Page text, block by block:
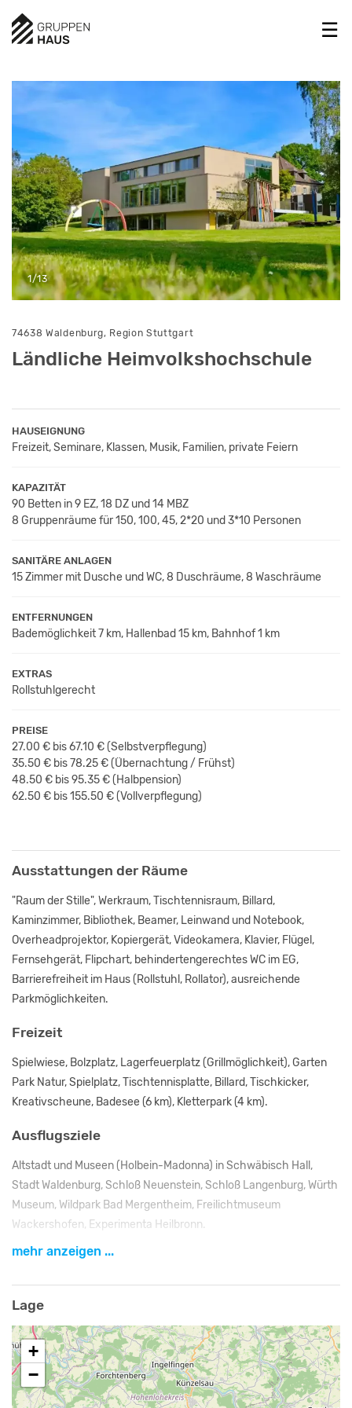
1/13
74638 Waldenburg, Region Stuttgart
Ländliche Heimvolkshochschule
HAUSEIGNUNG
Freizeit, Seminare, Klassen, Musik, Familien, private Feiern
KAPAZITÄT
90 Betten in 9 EZ, 18 DZ und 14 MBZ
8 Gruppenräume für 150, 100, 45, 2*20 und 3*10 Personen
SANITÄRE ANLAGEN
15 Zimmer mit Dusche und WC, 8 Duschräume, 8 Waschräume
ENTFERNUNGEN
Bademöglichkeit 7 km, Hallenbad 15 km, Bahnhof 1 km
EXTRAS
Rollstuhlgerecht
PREISE
27.00 € bis 67.10 €(Selbstverpflegung)
35.50 € bis 78.25 €(Übernachtung / Frühst)
48.50 € bis 95.35 €(Halbpension)
62.50 € bis 155.50 €(Vollverpflegung)
Ausstattungen der Räume
"Raum der Stille", Werkraum, Tischtennisraum, Billard,
Kaminzimmer, Bibliothek, Beamer, Leinwand und Notebook,
Overheadprojektor, Kopiergerät, Videokamera, Klavier, Flügel,
Fernsehgerät, Flipchart, behindertengerechtes WC im EG,
Barrierefreiheit im Haus (Rollstuhl, Rollator), ausreichende
Parkmöglichkeiten.
Freizeit
Spielwiese, Bolzplatz, Lagerfeuerplatz (Grillmöglichkeit), Garten
Park Natur, Spielplatz, Tischtennisplatte, Billard, Tischkicker,
Kreativscheune, Badesee (6 km), Kletterpark (4 km).
Ausflugsziele
Altstadt und Museen (Holbein-Madonna) in Schwäbisch Hall,
Stadt Waldenburg, Schloß Neuenstein, Schloß Langenburg, Würth
Museum, Wildpark Bad Mergentheim, Freilichtmuseum
Wackershofen, Experimenta Heilbronn.
Bemerkungen
Tagungen, Freizeiten oder Feiern, Ihr Aufenthalt in Hohebuch –
ein besonderes Erlebnis
Seit über 60 Jahren bietet Hohebuch Menschen im ländlichen
Raum eine geistige und geistliche Heimat. Der Glaube steht im
Mittelpunkt.
In Hohebuch und in 39 Bezirksarbeitskreisen vor Ort gestalten wir
mehr anzeigen ...
Lage
+
−